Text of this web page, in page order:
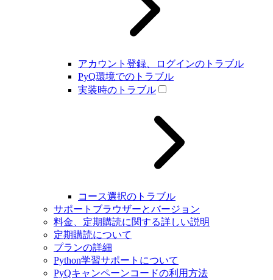
アカウント登録、ログインのトラブル
PyQ環境でのトラブル
実装時のトラブル
コース選択のトラブル
サポートブラウザーとバージョン
料金、定期購読に関する詳しい説明
定期購読について
プランの詳細
Python学習サポートについて
PyQキャンペーンコードの利用方法